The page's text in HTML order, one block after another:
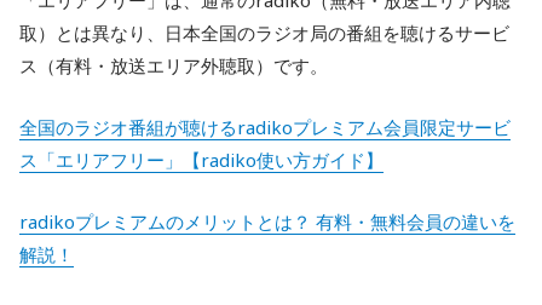
取）とは異なり、日本全国のラジオ局の番組を聴けるサービ
ス（有料・放送エリア外聴取）です。
全国のラジオ番組が聴けるradikoプレミアム会員限定サービ
ス「エリアフリー」【radiko使い方ガイド】
radikoプレミアムのメリットとは？ 有料・無料会員の違いを
解説！